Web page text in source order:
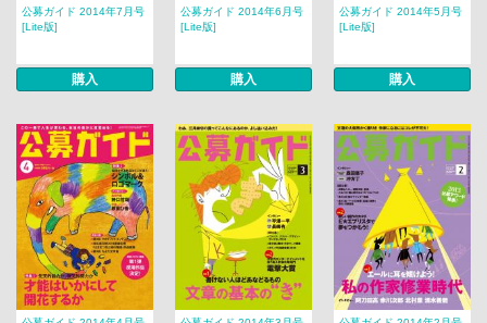
公募ガイド 2014年7月号
[Lite版]
購入
公募ガイド 2014年6月号
[Lite版]
購入
公募ガイド 2014年5月号
[Lite版]
購入